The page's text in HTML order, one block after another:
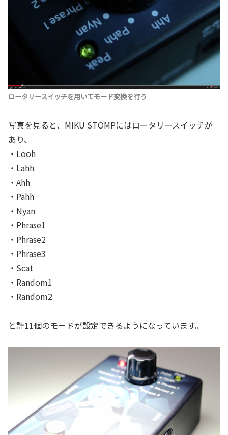
ロータリースイッチを用いてモード変換を行う
写真を見ると、MIKU STOMPにはロータリースイッチが
あり、
・Looh
・Lahh
・Ahh
・Pahh
・Nyan
・Phrase1
・Phrase2
・Phrase3
・Scat
・Random1
・Random2
と計11個のモードが設定できるようになっています。